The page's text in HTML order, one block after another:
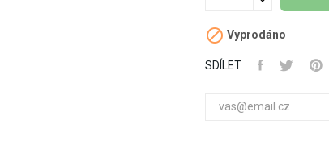
 Vyprodáno
SDÍLET